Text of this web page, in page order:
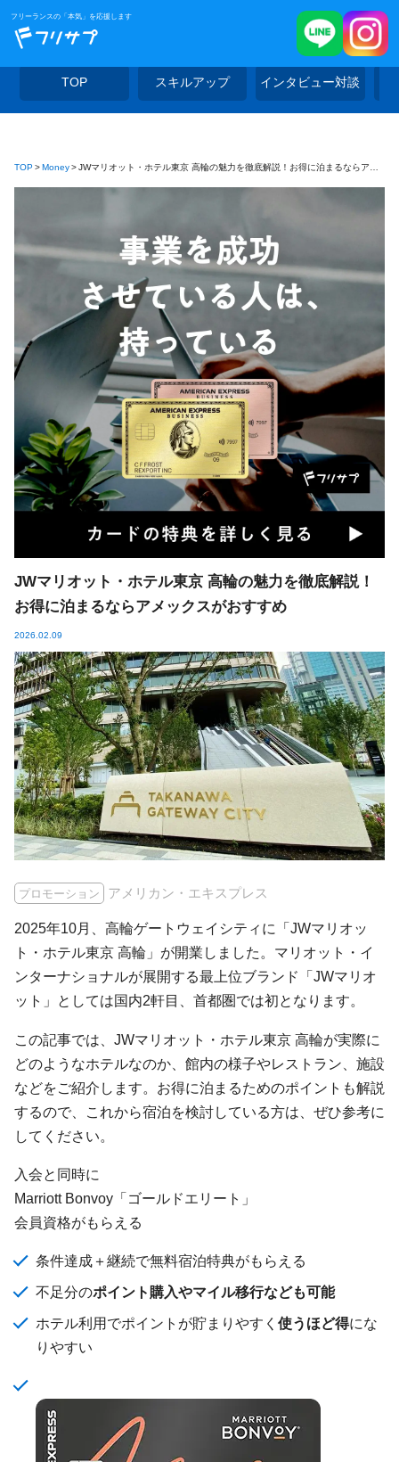
フリーランスの「本気」を応援します
TOP スキルアップ インタビュー対談
TOP Money JWマリオット・ホテル東京 高輪の魅力を徹底解説！お得に泊まるならアメックスがおすすめ
JWマリオット・ホテル東京 高輪の魅力を徹底解説！
お得に泊まるならアメックスがおすすめ
2026.02.09
プロモーション アメリカン・エキスプレス
2025年10月、高輪ゲートウェイシティに「JWマリオッ
ト・ホテル東京 高輪」が開業しました。マリオット・イ
ンターナショナルが展開する最上位ブランド「JWマリオ
ット」としては国内2軒目、首都圏では初となります。
この記事では、JWマリオット・ホテル東京 高輪が実際に
どのようなホテルなのか、館内の様子やレストラン、施設
などをご紹介します。お得に泊まるためのポイントも解説
するので、これから宿泊を検討している方は、ぜひ参考に
してください。
入会と同時に
Marriott Bonvoy「ゴールドエリート」
会員資格がもらえる
条件達成＋継続で無料宿泊特典がもらえる
不足分のポイント購入やマイル移行なども可能
ホテル利用でポイントが貯まりやすく使うほど得にな
りやすい